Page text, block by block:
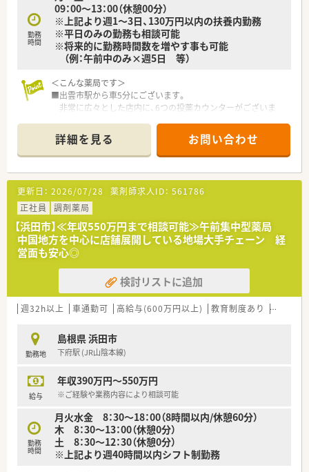
かりと給与に反映される納得感のある評価制度です。
勤務
時間
09：00～13：00（休憩00分）
※上記より週1～3日、130万円以内の扶養内勤務
※平日のみの勤務も相談可能
※将来的に勤務時間数を増やす事も可能
（例：午前中のみ×週5日 等）
＜こんな薬局です＞
■出雲市駅から車5分にございます。
非常に広々とした店内に、6つの投薬カウンターがございま
調剤室も真ん中に調剤台を設置しており、
調剤しやすい環境が整っています。
■社長が管理薬剤師として店舗で勤務しています。
現場に対する理解のある環境です。
■周辺にある複数の医療機関からほどよい距離にあり、多くの処
方箋が入ってくるため日々勉強になる環境です。
店内にはOTCの取り扱いがございます。
■車で10分程度の近隣にも複数店舗ございますので、
いざというときも安心です。
＜業務内容＞
■呼吸器科, 内科, 耳鼻科の処方箋がメインです。
枚数は1日あたり140枚程度です。
■薬剤師は常時4名体制の薬局です。
■電子薬歴・ 全自動散剤分包機・軟膏練り機・散剤自動分包機・
監査レンジ導入済みです。
■定期的な勉強会や研修会が実施されています。
■島根県内を中心に中国地方にて店舗展開されている企業で
す。地域の身近な薬局としての役割を果たしています。
■社長様は30代男性の方です。
■保険調剤薬局事業のほか、グループ会社では保険代理店業務
詳細を見る お問い合わせ
更新日： 2026/07/28 薬剤師求人ID： 561786
正社員
調剤薬局
【浜田市】≪年収550万円まで相談可能≫午前集中型薬局
中国地方を中心に店舗展開している地場大手チェーン 経
営面も安心◎
検討リストに追加
週32h以上 車通勤可 高給与(600万円以上) 教育制度あり 高収入
勤務地
島根県 浜田市
下府駅 (JR山陰本線)
給与
年収390万円～550万円
※ご経験や業務内容により相談可能
勤務
時間
月火水金 8：30～18：00（8時間以内/休憩60分）
木 8：30～13：00（休憩0分）
土 8：30～12：30（休憩0分）
※上記より週40時間以内シフト制勤務